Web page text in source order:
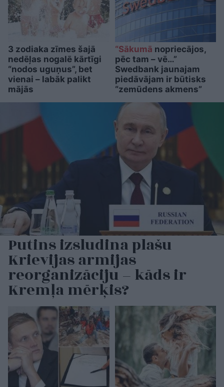
3 zodiaka zīmes šajā
nedēļas nogalē kārtīgi
“nodos uguņus”, bet
vienai – labāk palikt
mājās
“Sākumā nopriecājos,
pēc tam – vē…”
Swedbank jaunajam
piedāvājam ir būtisks
“zemūdens akmens”
Putins izsludina plašu
Krievijas armijas
reorganizāciju – kāds ir
Kremļa mērķis?